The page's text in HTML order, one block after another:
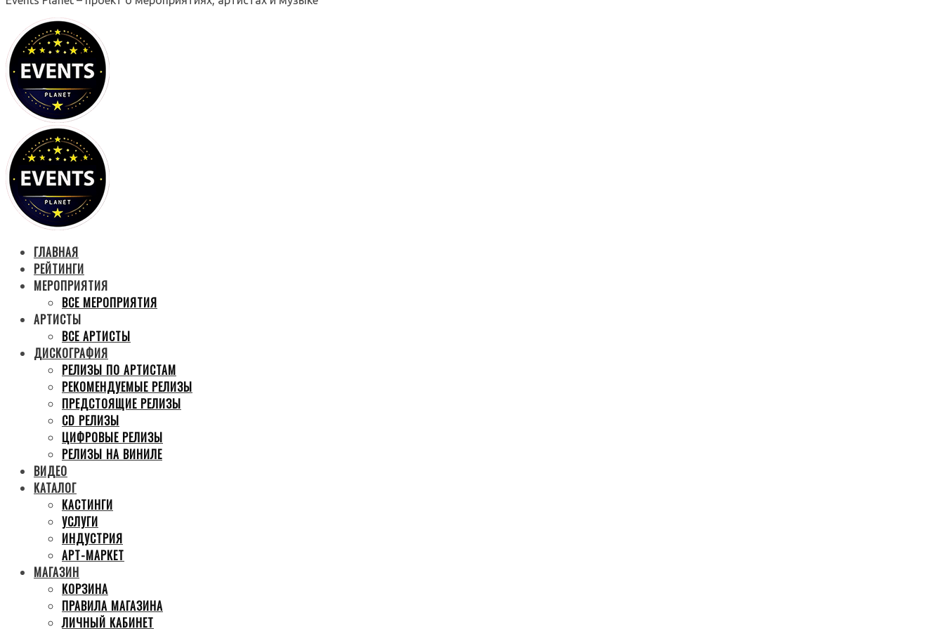
ГЛАВНАЯ
РЕЙТИНГИ
МЕРОПРИЯТИЯ
ВСЕ МЕРОПРИЯТИЯ
АРТИСТЫ
ВСЕ АРТИСТЫ
ДИСКОГРАФИЯ
РЕЛИЗЫ ПО АРТИСТАМ
РЕКОМЕНДУЕМЫЕ РЕЛИЗЫ
ПРЕДСТОЯЩИЕ РЕЛИЗЫ
CD РЕЛИЗЫ
ЦИФРОВЫЕ РЕЛИЗЫ
РЕЛИЗЫ НА ВИНИЛЕ
ВИДЕО
КАТАЛОГ
КАСТИНГИ
УСЛУГИ
ИНДУСТРИЯ
АРТ-МАРКЕТ
МАГАЗИН
КОРЗИНА
ПРАВИЛА МАГАЗИНА
ЛИЧНЫЙ КАБИНЕТ